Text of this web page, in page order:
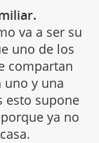
va a ser su
uno de los
compartan
uno y una
esto supone
porque ya no